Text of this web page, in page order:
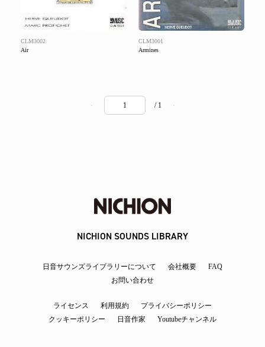
CLM3002
Air
CLM3001
Armines
/ 1
NICHION SOUNDS LIBRARY
日音サウンズライブラリーについて 会社概要
FAQ
お問い合わせ
ライセンス 利用規約
プライバシーポリシー
クッキーポリシー
日音作家 Youtubeチャンネル